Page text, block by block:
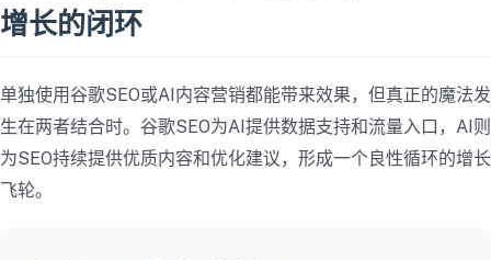
增长的闭环
单独使用谷歌SEO或AI内容营销都能带来效果，但真正的魔法发
生在两者结合时。谷歌SEO为AI提供数据支持和流量入口，AI则
为SEO持续提供优质内容和优化建议，形成一个良性循环的增长
飞轮。